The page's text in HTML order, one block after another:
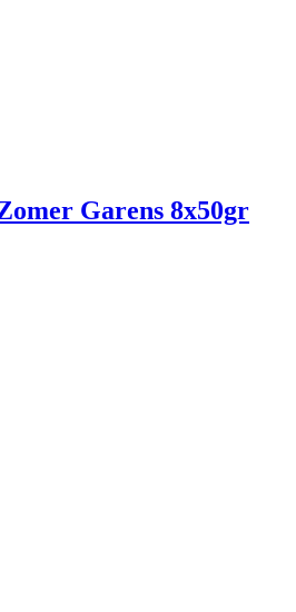
Garens 8x50gr